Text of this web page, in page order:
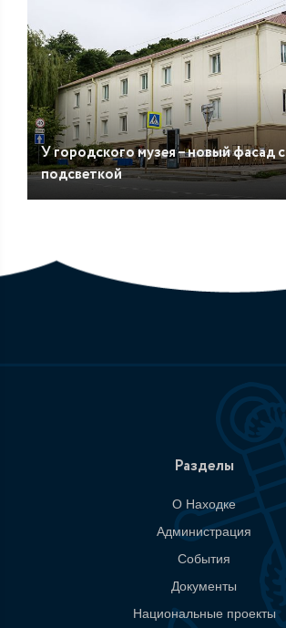
У городского музея – новый фасад с
подсветкой
Разделы
О Находке
Администрация
События
Документы
Национальные проекты